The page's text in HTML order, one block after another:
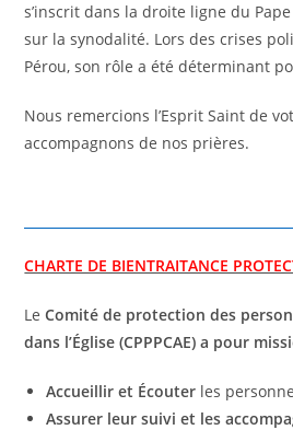
s’inscrit dans la droite ligne du
sur la synodalité. Lors des crises
Pérou, son rôle a été déterminant
Nous remercions l’Esprit Saint de
accompagnons de nos prières.
CHARTE DE BIENTRAITANCE
LeComité de protection des
dans l’Église (CPPPCAE) a pour
Accueillir et Écouter les
Assurer leur suivi et les